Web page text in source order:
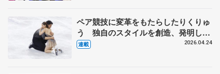
ペア競技に変革をもたらしたりくりゅ
う 独自のスタイルを創造、発明した
【引退発表後②】
連載 2026.04.24